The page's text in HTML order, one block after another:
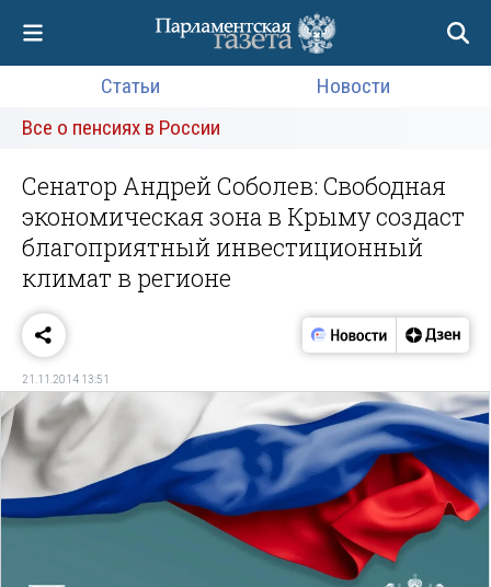
Статьи
Новости
Все о пенсиях в России
Сенатор Андрей Соболев: Cвободная
экономическая зона в Крыму создаст
благоприятный инвестиционный
климат в регионе
21.11.2014 13:51